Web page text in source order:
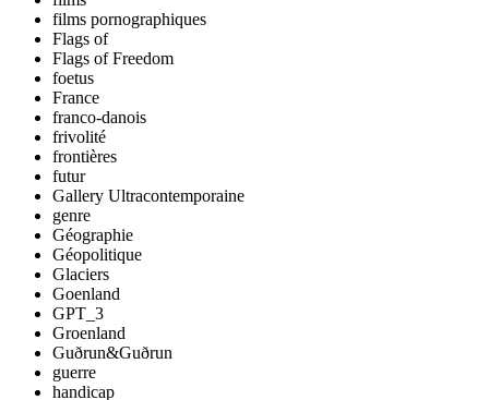
films pornographiques
Flags of
Flags of Freedom
foetus
France
franco-danois
frivolité
frontières
futur
Gallery Ultracontemporaine
genre
Géographie
Géopolitique
Glaciers
Goenland
GPT_3
Groenland
Guðrun&Guðrun
guerre
handicap